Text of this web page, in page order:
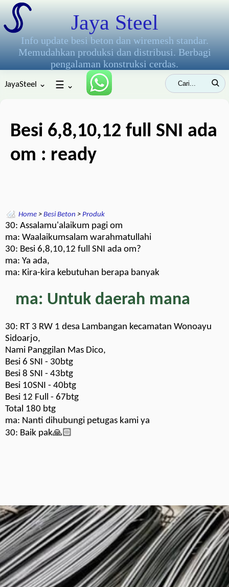
Jaya Steel
Info update besi beton dan wiremesh standar.
Memudahkan produksi dan distribusi. Berbagi
pengalaman konstruksi cerdas.
JayaSteel ⌄ ☰ ⌄
Besi 6,8,10,12 full SNI ada
om : ready
Home > Besi Beton > Produk
30: Assalamu'alaikum pagi om
ma: Waalaikumsalam warahmatullahi
30: Besi 6,8,10,12 full SNI ada om?
ma: Ya ada,
ma: Kira-kira kebutuhan berapa banyak
ma: Untuk daerah mana
30: RT 3 RW 1 desa Lambangan kecamatan Wonoayu
Sidoarjo,
Nami Panggilan Mas Dico,
Besi 6 SNI - 30btg
Besi 8 SNI - 43btg
Besi 10SNI - 40btg
Besi 12 Full - 67btg
Total 180 btg
ma: Nanti dihubungi petugas kami ya
30: Baik pak🙏🏻